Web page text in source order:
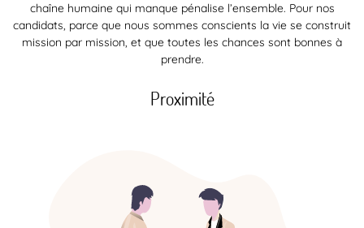
chaîne humaine qui manque pénalise l’ensemble. Pour nos
candidats, parce que nous sommes conscients la vie se construit
mission par mission, et que toutes les chances sont bonnes à
prendre.
Proximité